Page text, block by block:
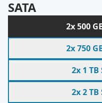
SATA
2x 500
2x 750
2x 1 TB
2x 2 TB